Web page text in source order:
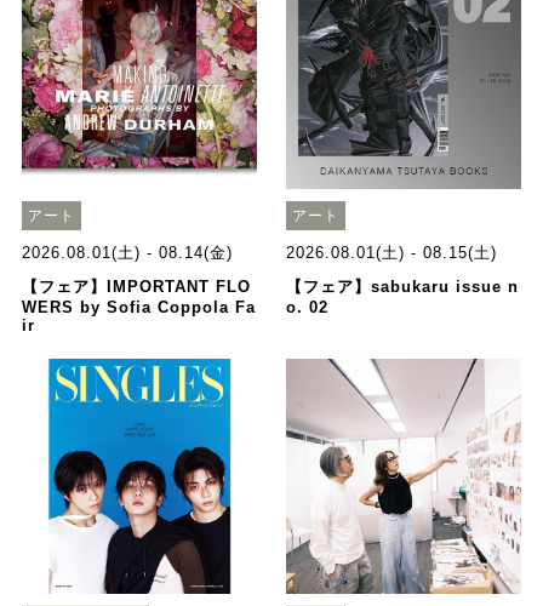
アート
2026.08.01(土) - 08.14(金)
【フェア】IMPORTANT FLO
WERS by Sofia Coppola Fa
ir
アート
2026.08.01(土) - 08.15(土)
【フェア】sabukaru issue n
o. 02